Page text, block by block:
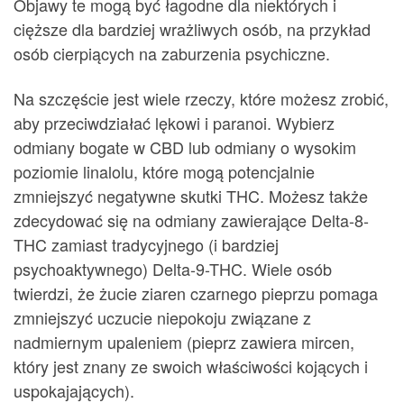
Objawy te mogą być łagodne dla niektórych i
cięższe dla bardziej wrażliwych osób, na przykład
osób cierpiących na zaburzenia psychiczne.
Na szczęście jest wiele rzeczy, które możesz zrobić,
aby przeciwdziałać lękowi i paranoi. Wybierz
odmiany bogate w CBD lub odmiany o wysokim
poziomie linalolu, które mogą potencjalnie
zmniejszyć negatywne skutki THC. Możesz także
zdecydować się na odmiany zawierające Delta-8-
THC zamiast tradycyjnego (i bardziej
psychoaktywnego) Delta-9-THC. Wiele osób
twierdzi, że żucie ziaren czarnego pieprzu pomaga
zmniejszyć uczucie niepokoju związane z
nadmiernym upaleniem (pieprz zawiera mircen,
który jest znany ze swoich właściwości kojących i
uspokajających).